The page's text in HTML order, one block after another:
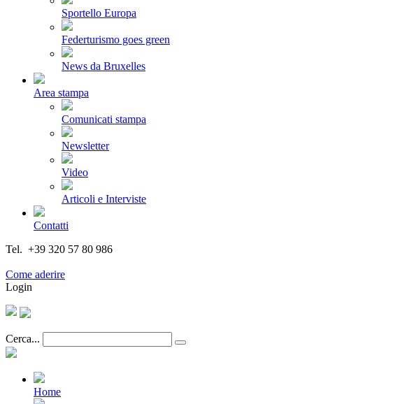
Sportello Europa
Federturismo goes green
News da Bruxelles
Area stampa
Comunicati stampa
Newsletter
Video
Articoli e Interviste
Contatti
Tel. +39 320 57 80 986
Come aderire
Login
Cerca...
Home